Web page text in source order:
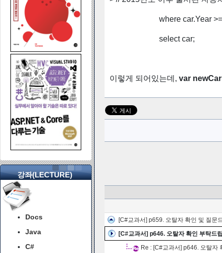
강좌(LECTURE)
Docs
Java
C#
where car.Year >=
select car;
이렇게 되어있는데, var
[C#교과서] p659. 오탈자 확인 및 질문
[C#교과서] p646. 오탈자 확인 부탁드
Re : [C#교과서] p646. 오탈자